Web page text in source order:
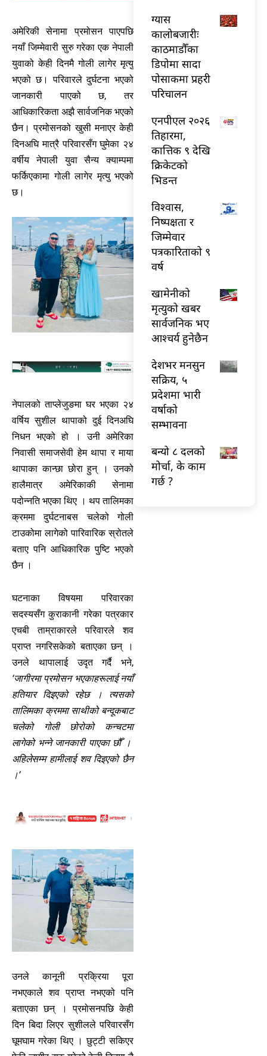
अमेरिकी सेनामा प्रमोसन पाएपछि
नयाँ जिम्मेवारी सुरु गरेका एक नेपाली
युवाको केही दिनमै गोली लागेर मृत्यु
भएको छ। परिवारले दुर्घटना भएको
जानकारी पाएको छ, तर
आधिकारिकता अझै सार्वजनिक भएको
छैन। प्रमोसनको खुसी मनाएर केही
दिनअघि मात्रै परिवारसँग घुमेका २४
वर्षीय नेपाली युवा सैन्य क्याम्पमा
फर्किएकामा गोली लागेर मृत्यु भएको
छ।
नेपालको ताप्लेजुङमा घर भएका २४
वर्षिय सुशील थापाको दुई दिनअघि
निधन भएको हो । उनी अमेरिका
निवासी समाजसेवी हेम थापा र माया
थापाका कान्छा छोरा हुन् । उनको
हालैमात्र अमेरिकाकी सेनामा
पदोन्नति भएका थिए । थप तालिमका
क्रममा दुर्घटनाबस चलेको गोली
टाउकोमा लागेको पारिवारिक स्रोतले
बताए पनि आधिकारिक पुष्टि भएको
छैन ।
घटनाका विषयमा परिवारका
सदस्यसँग कुराकानी गरेका पत्रकार
एचबी ताम्राकारले परिवारले शव
प्राप्त नगरिसकेको बताएका छन् ।
उनले थापालाई उदृत गर्दै भने,
‘जागीरमा प्रमोसन भएकाहरूलाई नयाँ
हतियार दिइएको रहेछ । त्यसको
तालिमका क्रममा साथीको बन्दूकबाट
चलेको गोली छोरोको कन्चटमा
लागेको भन्ने जानकारी पाएका छौँ ।
अहिलेसम्म हामीलाई शव दिइएको छैन
।’
उनले कानूनी प्रक्रिया पूरा
नभएकाले शव प्राप्त नभएको पनि
बताएका छन् । प्रमोसनपछि केही
दिन बिदा लिएर सुशीलले परिवारसँग
घूमघाम गरेका थिए । छुट्टी सकिएर
ग्यास
कालोबजारीः
काठमाडौँका
डिपोमा सादा
पोसाकमा प्रहरी
परिचालन
एनपीएल २०२६
तिहारमा,
कात्तिक ९ देखि
क्रिकेटको
भिडन्त
विश्वास,
निष्पक्षता र
जिम्मेवार
पत्रकारिताको ९
वर्ष
खामेनीको
मृत्युको खबर
सार्वजनिक भए
आश्चर्य हुनेछैन
देशभर मनसुन
सक्रिय, ५
प्रदेशमा भारी
वर्षाको
सम्भावना
बन्यो ८ दलको
मोर्चा, के काम
गर्छ ?